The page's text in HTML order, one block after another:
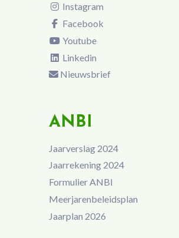
Instagram
Facebook
Youtube
Linkedin
Nieuwsbrief
ANBI
Jaarverslag 2024
Jaarrekening 2024
Formulier ANBI
Meerjarenbeleidsplan
Jaarplan 2026